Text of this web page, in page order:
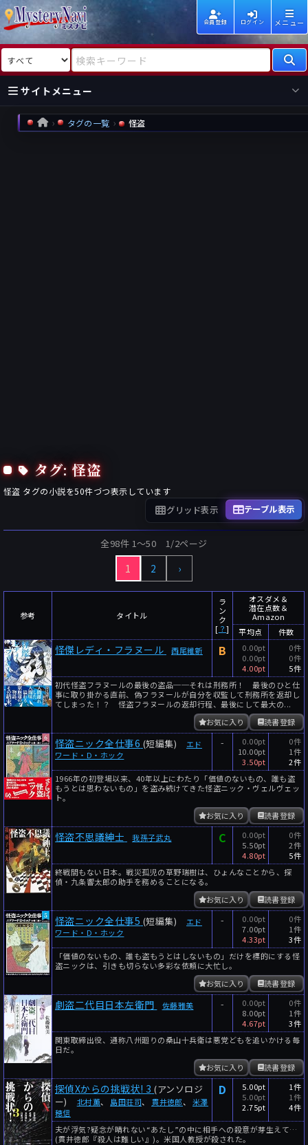
会員登録 ログイン メニュー
検索対象 検索キーワード
サイトメニュー
国内
海外
HOME タグの一覧 怪盗
タグ: 怪盗
怪盗 タグの小説を50件づつ表示しています
グリッド表示 テーブル表示
全98件 1〜50 1/2ページ
1 2 ›
参考 タイトル
ラ
ン
ク
[ ？]
オスダメ＆
潜在点数＆
Amazon
平均点
件数
怪傑レディ・フラヌール 西尾維新 B
0.00pt
0.00pt
4.00pt
0件
0件
5件
初代怪盗フラヌールの最後の盗品──それは刑務所！ 最後のひと仕
事に取り掛かる直前、偽フラヌールが自分を収監して刑務所を返却し
てしまった！？ 怪盗フラヌールの返却行程、最後にして最大の...
読書登録
お気に入り
怪盗ニック全仕事6 (短編集)
エド
ワード・D・ホック
-
0.00pt
10.00pt
3.50pt
0件
1件
2件
1966年の初登場以来、40年以上にわたり「価値のないもの、誰も盗
もうとは思わないもの」を盗み続けてきた怪盗ニック・ヴェルヴェッ
ト。
読書登録
お気に入り
怪盗不思議紳士 我孫子武丸 C
0.00pt
5.50pt
4.80pt
0件
2件
5件
終戦間もない日本。戦災孤児の草野瑞樹は、ひょんなことから、探
偵・九条響太郎の助手を務めることになる。
読書登録
お気に入り
怪盗ニック全仕事5 (短編集)
エド
ワード・D・ホック
-
0.00pt
7.00pt
4.33pt
0件
1件
3件
「価値のないもの、誰も盗もうとはしないもの」だけを標的にする怪
盗ニックは、引きも切らない多彩な依頼に大忙し。
読書登録
お気に入り
劇盗二代目日本左衛門 佐藤雅美 -
0.00pt
8.00pt
4.67pt
0件
1件
3件
関東取締出役、通称八州廻りの桑山十兵衛は悪党どもを追いかける毎
日だ。
読書登録
お気に入り
探偵Xからの挑戦状! 3 (アンソロジ
ー)
北村薫、 島田荘司、 貫井徳郎、 米澤
穂信
D
5.00pt
5.00pt
2.75pt
1件
1件
4件
夫が浮気?疑念が晴れない“あたし”の中に相手への殺意が芽生えて…
(貫井徳郎『殺人は難しい』)。米国人教授が殺された。